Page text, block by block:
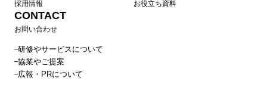
採用情報 お役立ち資料
CONTACT
お問い合わせ
研修やサービスについて
協業やご提案
広報・PRについて